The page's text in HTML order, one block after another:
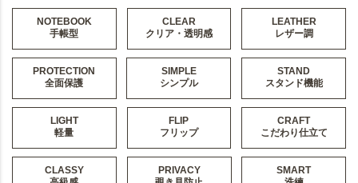
NOTEBOOK
手帳型
CLEAR
クリア・透明感
LEATHER
レザー調
PROTECTION
全面保護
SIMPLE
シンプル
STAND
スタンド機能
LIGHT
軽量
FLIP
フリップ
CRAFT
こだわり仕立て
CLASSY
PRIVACY
SMART